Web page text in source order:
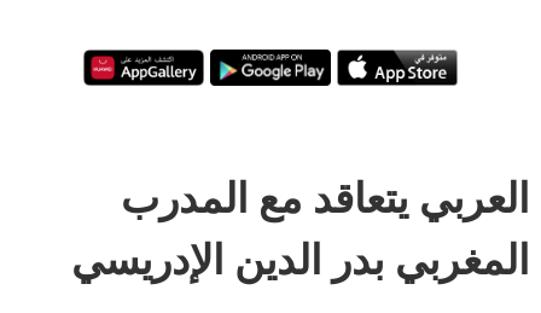
العربي يتعاقد مع المدرب
المغربي بدر الدين الإدريسي